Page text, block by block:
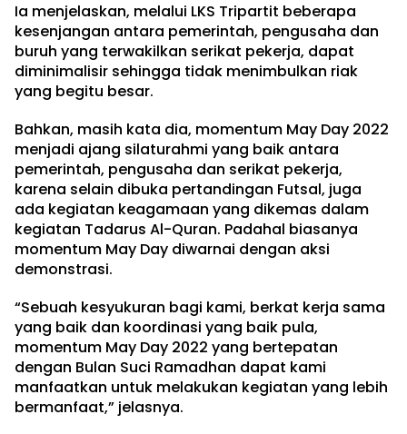
Ia menjelaskan, melalui LKS Tripartit beberapa
kesenjangan antara pemerintah, pengusaha dan
buruh yang terwakilkan serikat pekerja, dapat
diminimalisir sehingga tidak menimbulkan riak
yang begitu besar.
Bahkan, masih kata dia, momentum May Day 2022
menjadi ajang silaturahmi yang baik antara
pemerintah, pengusaha dan serikat pekerja,
karena selain dibuka pertandingan Futsal, juga
ada kegiatan keagamaan yang dikemas dalam
kegiatan Tadarus Al-Quran. Padahal biasanya
momentum May Day diwarnai dengan aksi
demonstrasi.
“Sebuah kesyukuran bagi kami, berkat kerja sama
yang baik dan koordinasi yang baik pula,
momentum May Day 2022 yang bertepatan
dengan Bulan Suci Ramadhan dapat kami
manfaatkan untuk melakukan kegiatan yang lebih
bermanfaat,” jelasnya.